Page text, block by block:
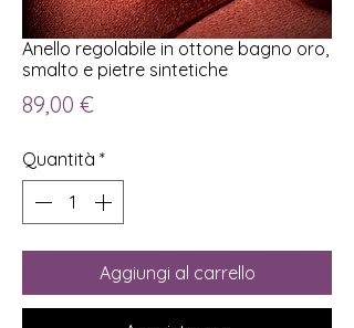
Anello regolabile in ottone bagno oro,
smalto e pietre sintetiche
89,00 €Prezzo
Quantità *
Aggiungi al carrello